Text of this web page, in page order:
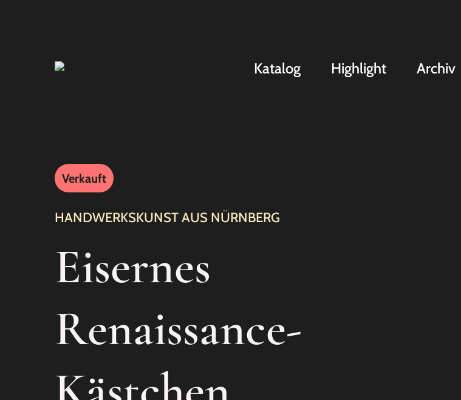
Katalog Highlight Archiv
Verkauft
HANDWERKSKUNST AUS NÜRNBERG
Eisernes
Renaissance-